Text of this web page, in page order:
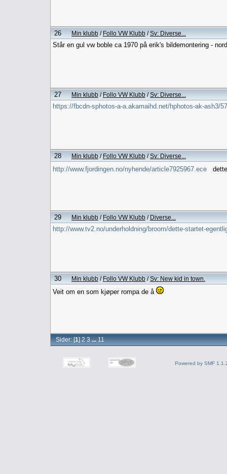
26 Min klubb / Follo VW Klubb /Sv: Diverse...
Står en gul vw boble ca 1970 på erik's bildemontering -
27 Min klubb / Follo VW Klubb /Sv: Diverse...
https://fbcdn-sphotos-a-a.akamaihd.net/hphotos-ak-ash3/
28 Min klubb / Follo VW Klubb /Sv: Diverse...
http://www.fjordingen.no/nyhende/article7925967.ece
29 Min klubb / Follo VW Klubb / Diverse...
http://www.tv2.no/underholdning/broom/dette-startet-
30 Min klubb / Follo VW Klubb /Sv: New kid in town.
Veit om en som kjøper rompa de å
Sider: [1]2 3 ...11
Powered by SMF